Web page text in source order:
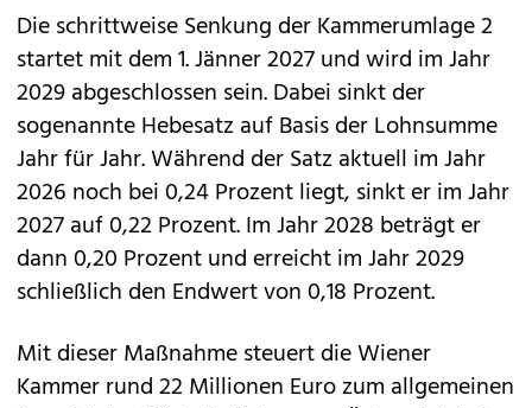
Die schrittweise Senkung der Kammerumlage 2
startet mit dem 1. Jänner 2027 und wird im Jahr
2029 abgeschlossen sein. Dabei sinkt der
sogenannte Hebesatz auf Basis der Lohnsumme
Jahr für Jahr. Während der Satz aktuell im Jahr
2026 noch bei 0,24 Prozent liegt, sinkt er im Jahr
2027 auf 0,22 Prozent. Im Jahr 2028 beträgt er
dann 0,20 Prozent und erreicht im Jahr 2029
schließlich den Endwert von 0,18 Prozent.
Mit dieser Maßnahme steuert die Wiener
Kammer rund 22 Millionen Euro zum allgemeinen